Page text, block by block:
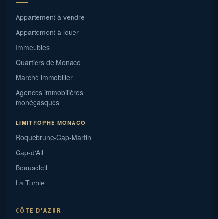
Appartement à vendre
Appartement à louer
Immeubles
Quartiers de Monaco
Marché immobilier
Agences immobilières
monégasques
LIMITROPHE MONACO
Roquebrune-Cap-Martin
Cap-d'Ail
Beausoleil
La Turbie
CÔTE D'AZUR